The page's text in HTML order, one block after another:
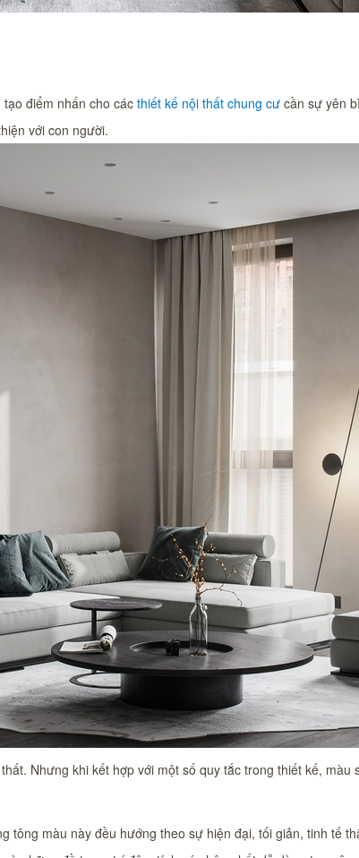
điểm nhấn cho các thiết kế nội thất chung cưcần sự yên
với con người.
Nhưng khi kết hợp với một số quy tắc trong thiết kế,
tông màu này đều hướng theo sự hiện đại, tối giản, tinh tế